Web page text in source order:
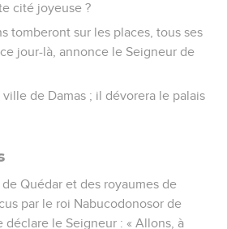
cité joyeuse ?
tomberont sur les places, tous ses
jour-là, annonce le Seigneur de
de Damas ; il dévorera le palais
Quédar et des royaumes de
par le roi Nabucodonosor de
déclare le Seigneur : « Allons, à